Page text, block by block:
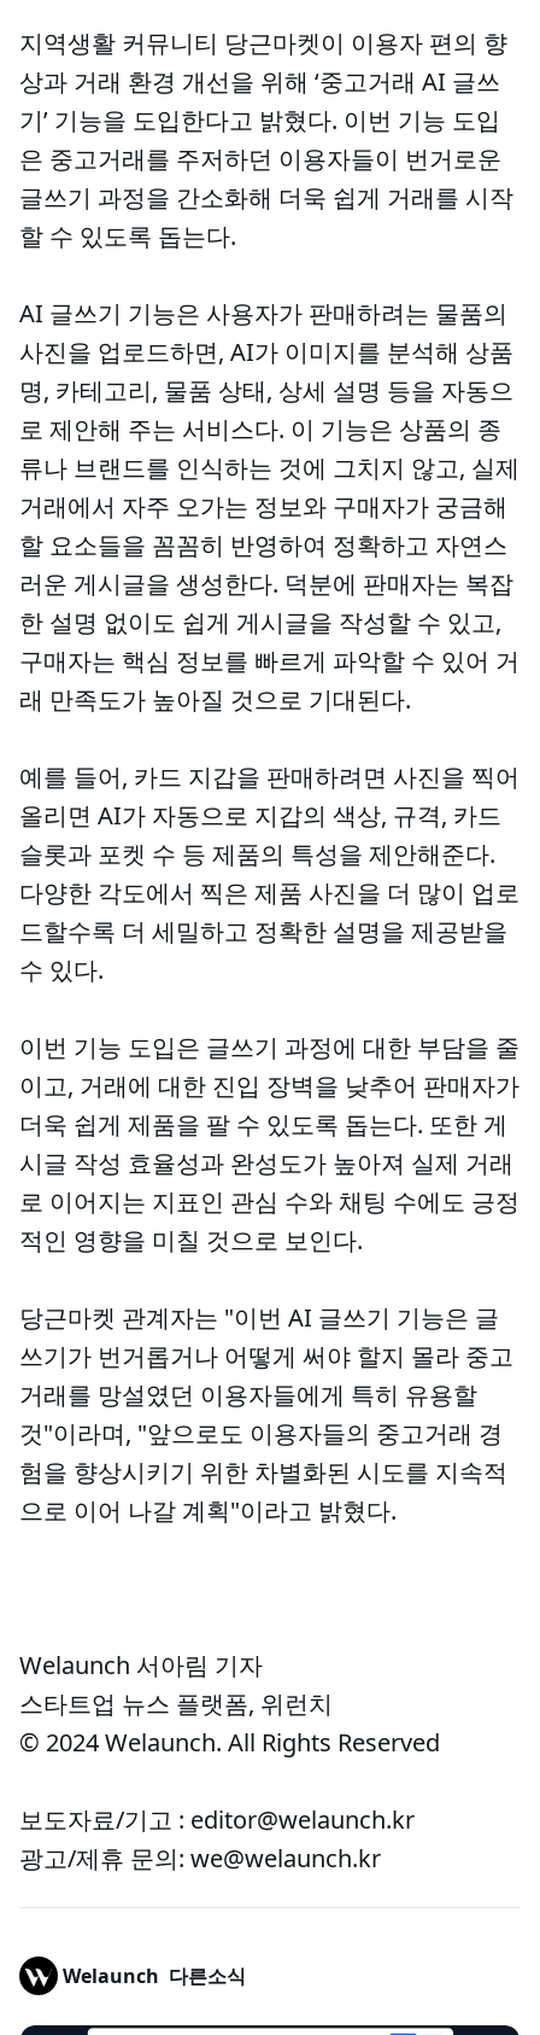
지역생활 커뮤니티 당근마켓이 이용자 편의 향
상과 거래 환경 개선을 위해 ‘중고거래 AI 글쓰
기’ 기능을 도입한다고 밝혔다. 이번 기능 도입
은 중고거래를 주저하던 이용자들이 번거로운
글쓰기 과정을 간소화해 더욱 쉽게 거래를 시작
할 수 있도록 돕는다.
AI 글쓰기 기능은 사용자가 판매하려는 물품의
사진을 업로드하면, AI가 이미지를 분석해 상품
명, 카테고리, 물품 상태, 상세 설명 등을 자동으
로 제안해 주는 서비스다. 이 기능은 상품의 종
류나 브랜드를 인식하는 것에 그치지 않고, 실제
거래에서 자주 오가는 정보와 구매자가 궁금해
할 요소들을 꼼꼼히 반영하여 정확하고 자연스
러운 게시글을 생성한다. 덕분에 판매자는 복잡
한 설명 없이도 쉽게 게시글을 작성할 수 있고,
구매자는 핵심 정보를 빠르게 파악할 수 있어 거
래 만족도가 높아질 것으로 기대된다.
예를 들어, 카드 지갑을 판매하려면 사진을 찍어
올리면 AI가 자동으로 지갑의 색상, 규격, 카드
슬롯과 포켓 수 등 제품의 특성을 제안해준다.
다양한 각도에서 찍은 제품 사진을 더 많이 업로
드할수록 더 세밀하고 정확한 설명을 제공받을
수 있다.
이번 기능 도입은 글쓰기 과정에 대한 부담을 줄
이고, 거래에 대한 진입 장벽을 낮추어 판매자가
더욱 쉽게 제품을 팔 수 있도록 돕는다. 또한 게
시글 작성 효율성과 완성도가 높아져 실제 거래
로 이어지는 지표인 관심 수와 채팅 수에도 긍정
적인 영향을 미칠 것으로 보인다.
당근마켓 관계자는 "이번 AI 글쓰기 기능은 글
쓰기가 번거롭거나 어떻게 써야 할지 몰라 중고
거래를 망설였던 이용자들에게 특히 유용할
것"이라며, "앞으로도 이용자들의 중고거래 경
험을 향상시키기 위한 차별화된 시도를 지속적
으로 이어 나갈 계획"이라고 밝혔다.
Welaunch 서아림 기자
스타트업 뉴스 플랫폼, 위런치
© 2024 Welaunch. All Rights Reserved
보도자료/기고 : editor@welaunch.kr
광고/제휴 문의: we@welaunch.kr
Welaunch 다른소식